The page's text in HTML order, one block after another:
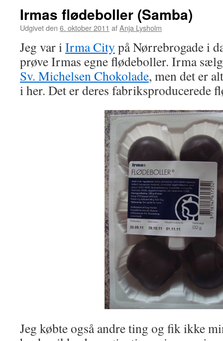
Irmas flødeboller (Samba)
Udgivet den 6. oktober 2011 afAnja Lysholm
Jeg var iIrma City på Nørrebrogade i
prøve Irmas egne flødeboller. Irma
Sv. Michelsen Chokolade, men det er
i her. Det er deres fabriksproducerede
Jeg købte også andre ting og fik ikke